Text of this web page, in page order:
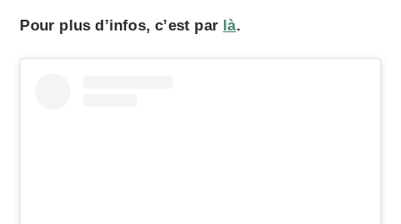
Pour plus d’infos, c’est par là.